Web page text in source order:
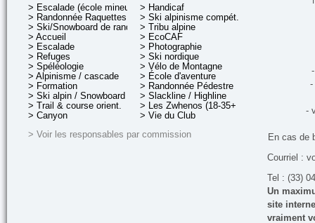
> Escalade (école mineurs)
> Randonnée Raquettes
> Ski/Snowboard de rando.
> Accueil
> Escalade
> Refuges
> Spéléologie
> Alpinisme / cascade
> Formation
> Ski alpin / Snowboard
> Trail & course orient.
> Canyon
> Handicaf
> Ski alpinisme compét.
> Tribu alpine
> EcoCAF
> Photographie
> Ski nordique
> Vélo de Montagne
> École d'aventure
> Randonnée Pédestre
> Slackline / Highline
> Les Zwhenos (18-35+ ans)
> Vie du Club
> Voir les responsables par commission
-
-
En cas de
Courriel :
Tel : (33)
Un
site
vraiment